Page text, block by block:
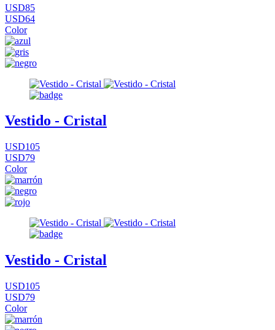
USD85
USD64
Color
Vestido - Cristal
USD105
USD79
Color
Vestido - Cristal
USD105
USD79
Color